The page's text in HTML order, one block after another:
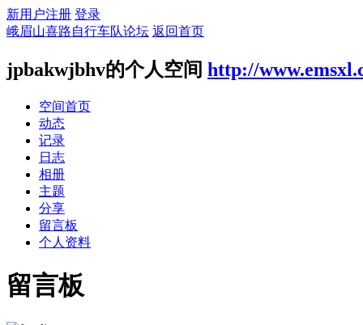
新用户注册 登录
峨眉山喜路自行车队论坛 返回首页
jpbakwjbhv的个人空间 http://
空间首页
动态
记录
日志
相册
主题
分享
留言板
个人资料
留言板